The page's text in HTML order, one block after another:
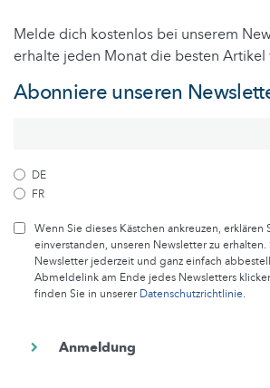
Melde dich kostenlos bei unserem
erhalte jeden Monat die besten Artikel
Abonniere unseren
DE
FR
Wenn Sie dieses Kästchen ankreuzen, erklären
einverstanden, unseren Newsletter zu
Newsletter jederzeit und ganz einfach
Abmeldelink am Ende jedes Newsletters
finden Sie in unsererDatenschutzrichtlinie.